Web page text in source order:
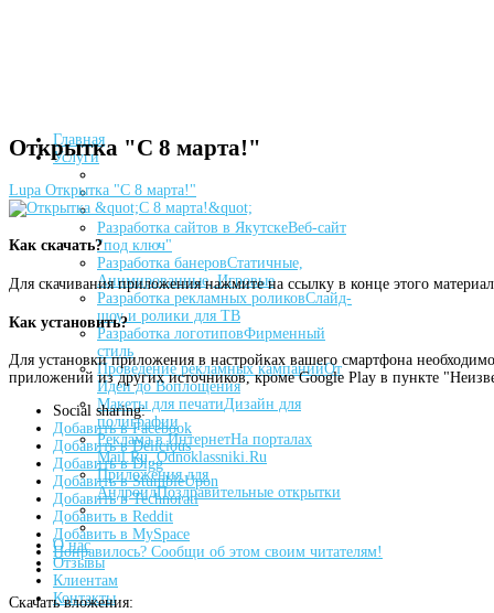
Главная
Услуги
Разработка сайтов в ЯкутскеВеб-сайт
"под ключ"
Разработка банеровСтатичные,
Анимированные, Игровые
Разработка рекламных роликовСлайд-
шоу и ролики для ТВ
Разработка логотиповФирменный
стиль
Проведение рекламных кампанийОт
Идеи до Воплощения
Макеты для печатиДизайн для
полиграфии
Реклама в ИнтернетНа порталах
Mail.Ru, Odnoklassniki.Ru
Приложения для
АндроидПоздравительные открытки
О нас
Отзывы
Клиентам
Контакты
Открытка "С 8 марта!"
Lupa Открытка "С 8 марта!"
Как скачать?
Для скачивания приложения нажмите на ссылку в конце этого
Как установить?
Для установки приложения в настройках вашего смартфона
приложений из других источников, кроме Google Play в пункте
Social sharing:
Добавить в Facebook
Добавить в Delicious
Добавить в Digg
Добавить в StumbleUpon
Добавить в Technorati
Добавить в Reddit
Добавить в MySpace
Понравилось? Сообщи об этом своим читателям!
Скачать вложения: